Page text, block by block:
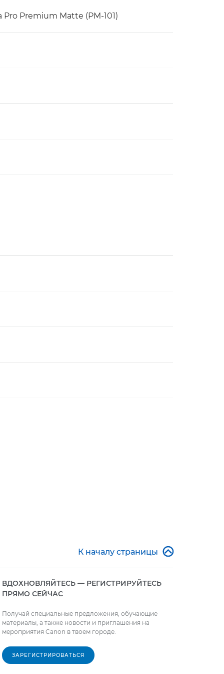
Premium Matte (PM-101)
К началу страницы 
ВДОХНОВЛЯЙТЕСЬ — РЕГИСТРИРУЙТЕСЬ
ПРЯМО СЕЙЧАС
Получай специальные предложения, обучающие
материалы, а также новости и приглашения на
мероприятия Canon в твоем городе.
ЗАРЕГИСТРИРОВАТЬСЯ